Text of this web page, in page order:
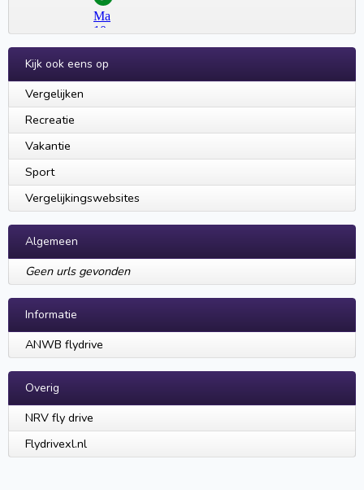
Kijk ook eens op
Vergelijken
Recreatie
Vakantie
Sport
Vergelijkingswebsites
Algemeen
Geen urls gevonden
Informatie
ANWB flydrive
Overig
NRV fly drive
Flydrivexl.nl